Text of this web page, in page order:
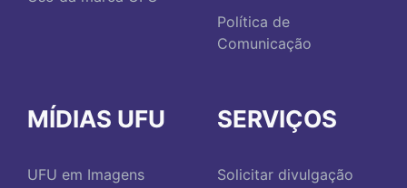
Política de
Comunicação
MÍDIAS UFU
UFU em Imagens
SERVIÇOS
Solicitar divulgação